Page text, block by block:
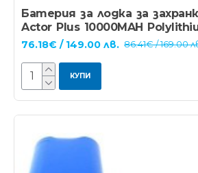
Батерия за лодка за
Actor Plus 10000MAH
76.18€ / 149.00 лв. 86.41€ / 169.00
КУПИ